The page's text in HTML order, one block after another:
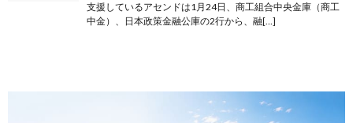
支援しているアセンドは1月24日、商工組合中央金庫（商工
中金）、日本政策金融公庫の2行から、融[…]